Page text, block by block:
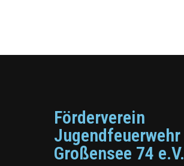
Förderverein
Jugendfeuerwehr
Großensee 74 e.V.